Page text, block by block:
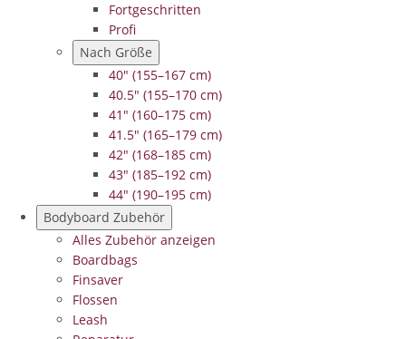
Fortgeschritten
Profi
Nach Größe
40" (155–167 cm)
40.5" (155–170 cm)
41" (160–175 cm)
41.5" (165–179 cm)
42" (168–185 cm)
43" (185–192 cm)
44" (190–195 cm)
Bodyboard Zubehör
Alles Zubehör anzeigen
Boardbags
Finsaver
Flossen
Leash